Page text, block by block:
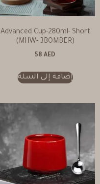
Advanced Cup-280ml- Short
(MHW- 3BOMBER)
58 AED
إضافة إلى السلة